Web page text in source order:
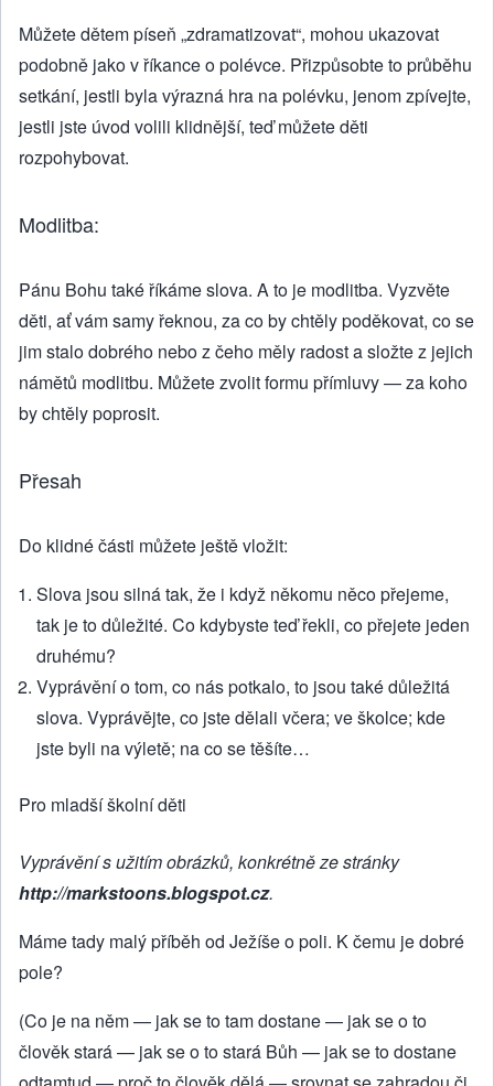
Můžete dětem píseň „zdramatizovat“, mohou ukazovat
podobně jako v říkance o polévce. Přizpůsobte to průběhu
setkání, jestli byla výrazná hra na polévku, jenom zpívejte,
jestli jste úvod volili klidnější, teď můžete děti
rozpohybovat.
Modlitba:
Pánu Bohu také říkáme slova. A to je modlitba. Vyzvěte
děti, ať vám samy řeknou, za co by chtěly poděkovat, co se
jim stalo dobrého nebo z čeho měly radost a složte z jejich
námětů modlitbu. Můžete zvolit formu přímluvy — za koho
by chtěly poprosit.
Přesah
Do klidné části můžete ještě vložit:
Slova jsou silná tak, že i když někomu něco přejeme,
tak je to důležité. Co kdybyste teď řekli, co přejete jeden
druhému?
Vyprávění o tom, co nás potkalo, to jsou také důležitá
slova. Vyprávějte, co jste dělali včera; ve školce; kde
jste byli na výletě; na co se těšíte…
Pro mladší školní děti
Vyprávění s užitím obrázků, konkrétně ze stránky
http://markstoons.blogspot.cz.
Máme tady malý příběh od Ježíše o poli. K čemu je dobré
pole?
(Co je na něm — jak se to tam dostane — jak se o to
člověk stará — jak se o to stará Bůh — jak se to dostane